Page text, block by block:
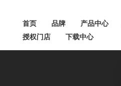
首页 品牌 产品中心
授权门店
下载中心